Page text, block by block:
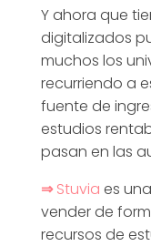
Y ahora que
digitalizados
muchos los
recurriendo a
fuente de
estudios
pasan en las
⇒ Stuvia es
vender de
recursos de